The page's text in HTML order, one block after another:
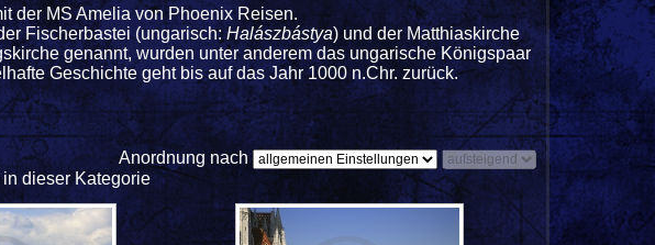
der MS Amelia von Phoenix Reisen.
Fischerbastei (ungarisch: Halászbástya) und der Matthiaskirche
genannt, wurden unter anderem das ungarische Königspaar
Geschichte geht bis auf das Jahr 1000 n.Chr. zurück.
Anordnung nach
dieser Kategorie